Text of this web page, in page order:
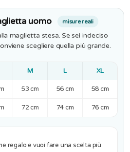
uomo misure reali
maglietta stesa. Se sei indeciso
scegliere quella più grande.
M L XL
53 cm 56 cm 58 cm
72 cm 74 cm 76 cm
regalo e vuoi fare una scelta più